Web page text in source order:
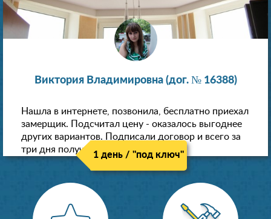
Виктория Владимировна (дог. № 16388)
Нашла в интернете, позвонила, бесплатно приехал
замерщик. Подсчитал цену - оказалось выгоднее
других вариантов. Подписали договор и всего за
три дня получили новые потолки!
1 день / "под ключ"